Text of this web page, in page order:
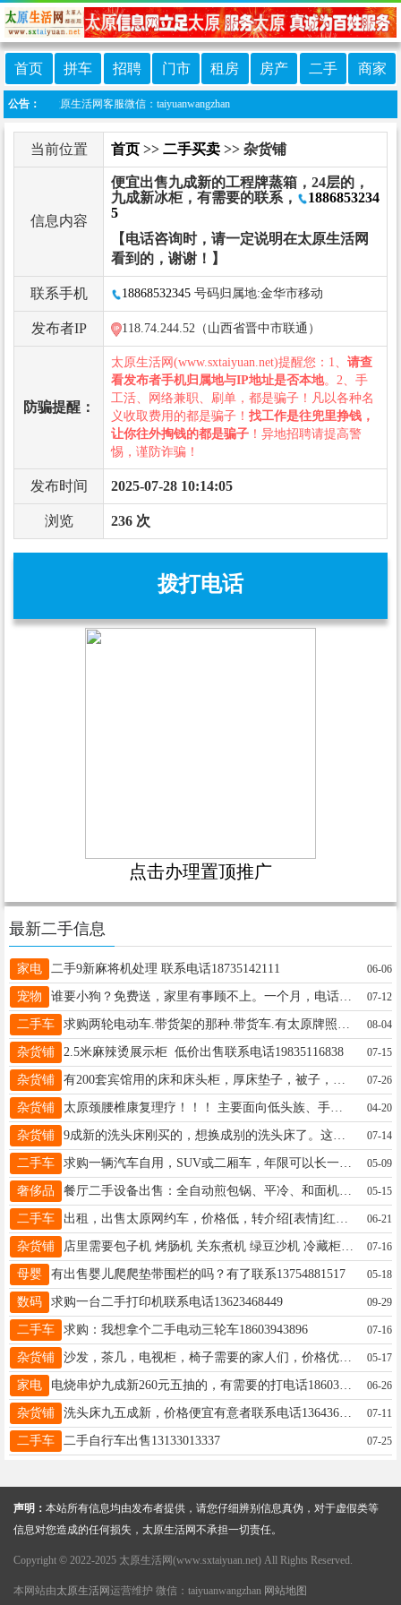
首页 拼车 招聘 门市 租房 房产 二手 商家
公告：
请加太原生活网客服微信：taiyuanwangzhan
当前位置 首页 >> 二手买卖 >> 杂货铺
信息内容
便宜出售九成新的工程牌蒸箱，24层的，
九成新冰柜，有需要的联系，
1886853234
5
【电话咨询时，请一定说明在太原生活网
看到的，谢谢！】
联系手机 18868532345 号码归属地:金华市移动
发布者IP 118.74.244.52（山西省晋中市联通）
防骗提醒：
太原生活网(www.sxtaiyuan.net)提醒您：1、 请查
看发布者手机归属地与IP地址是否本地。2、手
工活、网络兼职、刷单，都是骗子！凡以各种名
义收取费用的都是骗子！ 找工作是往兜里挣钱，
让你往外掏钱的都是骗子 ！异地招聘请提高警
惕，谨防诈骗！
发布时间 2025-07-28 10:14:05
浏览 236 次
拨打电话
点击办理置顶推广
最新二手信息
家电 二手9新麻将机处理 联系电话18735142111 06-06
宠物 谁要小狗？免费送，家里有事顾不上。一个月，电话18635578889 07-12
二手车 08-04
杂货铺 2.5米麻辣烫展示柜 低价出售联系电话19835116838 07-15
杂货铺 07-26
杂货铺 太原颈腰椎康复理疗！！！ 主要面向低头族、手机族、长期坐办公室等引发的颈腰椎僵硬难受进行专业理疗，推拿师傅30多年从业经验，给众多客户带来了健康和福音，手法独特，价格亲民。 地址：太原市长兴南街市政大厅对面世友超市直梯旁商铺。 04-20
杂货铺 9成新的洗头床刚买的，想换成别的洗头床了。这个不想要了，有没有人要。 白女士 13994218985 07-14
二手车 求购一辆汽车自用，SUV或二厢车，年限可以长一点，实表公里数少一点，个人一手车，车贩子的车不要，2一3万元左右。有卖车的朋友联系我，王15035199668 05-09
奢侈品 餐厅二手设备出售：全自动煎包锅、平冷、和面机、锅灶、桌椅、消毒柜、电熬粥桶、货架、电子称、蛋糕油、塑料袋、一次性筷子、锅碗瓢盆等在许西西街附近需要的电话联系13993877327 05-15
二手车 06-21
杂货铺 店里需要包子机 烤肠机 关东煮机 绿豆沙机 冷藏柜 二手货架 17635168111 有的带价位打电话 07-16
母婴 有出售婴儿爬爬垫带围栏的吗？有了联系13754881517 05-18
数码 求购一台二手打印机联系电话13623468449 09-29
二手车 求购：我想拿个二手电动三轮车18603943896 07-16
杂货铺 沙发，茶几，电视柜，椅子需要的家人们，价格优惠，联系18234185250 05-17
家电 电烧串炉九成新260元五抽的，有需要的打电话18603411259 06-26
杂货铺 洗头床九五成新，价格便宜有意者联系电话13643668371 07-11
二手车 二手自行车出售13133013337 07-25
声明： 本站所有信息均由发布者提供，请您仔细辨别信息真伪，对于虚假类等
信息对您造成的任何损失，太原生活网不承担一切责任。
Copyright © 2022-2025 太原生活网(www.sxtaiyuan.net) All Rights Reserved.
本网站由太原生活网 运营维护 微信：taiyuanwangzhan 网站地图